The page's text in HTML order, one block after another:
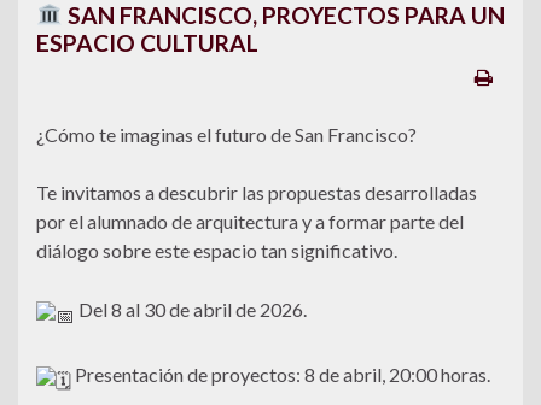
SAN FRANCISCO, PROYECTOS PARA UN
ESPACIO CULTURAL
¿Cómo te imaginas el futuro de San Francisco?
Te invitamos a descubrir las propuestas desarrolladas
por el alumnado de arquitectura y a formar parte del
diálogo sobre este espacio tan significativo.
Del 8 al 30 de abril de 2026.
Presentación de proyectos: 8 de abril, 20:00 horas.